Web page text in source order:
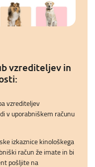
vzrediteljev in
vzrediteljev
v uporabniškem računu
izkaznice kinološkega
račun že imate in bi
pošljite na